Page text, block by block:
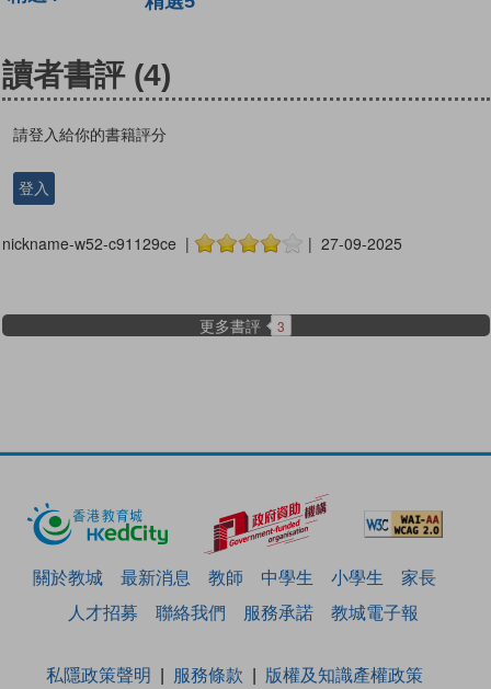
讀者書評 (4)
請登入給你的書籍評分
登入
nickname-w52-c91129ce | | 27-09-2025
更多書評 3
關於教城 最新消息 教師 中學生 小學生
家長
人才招募
聯絡我們 服務承諾 教城電子報
私隱政策聲明 服務條款
版權及知識產權政策